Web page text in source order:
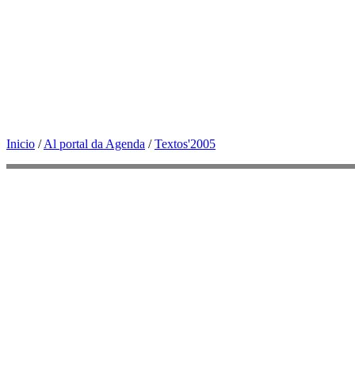
Inicio /Al portal da Agenda /Textos'2005